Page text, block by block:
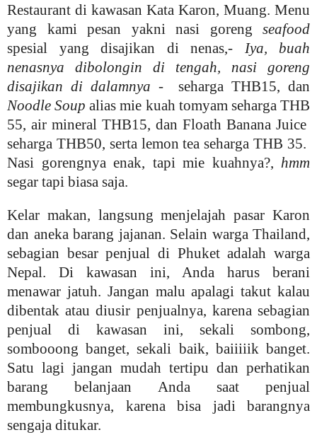
Restaurant di kawasan Kata Karon, Muang. Menu
yang kami pesan yakni nasi goreng seafood
spesial yang disajikan di nenas,-
Iya, buah
nenasnya dibolongin di tengah, nasi goreng
disajikan di dalamnya - seharga THB15, dan
Noodle Soup alias mie kuah tomyam seharga THB
55, air mineral THB15, dan Floath Banana Juice
seharga THB50, serta lemon tea seharga THB 35.
Nasi gorengnya enak, tapi mie kuahnya?, hmm
segar tapi biasa saja.
Kelar makan, langsung menjelajah pasar Karon
dan aneka barang jajanan. Selain warga Thailand,
sebagian besar penjual di Phuket adalah warga
Nepal. Di kawasan ini, Anda harus berani
menawar jatuh. Jangan malu apalagi takut kalau
dibentak atau diusir penjualnya, karena sebagian
penjual di kawasan ini, sekali sombong,
sombooong banget, sekali baik, baiiiiik banget.
Satu lagi jangan mudah tertipu dan perhatikan
barang belanjaan Anda saat penjual
membungkusnya, karena bisa jadi barangnya
sengaja ditukar.